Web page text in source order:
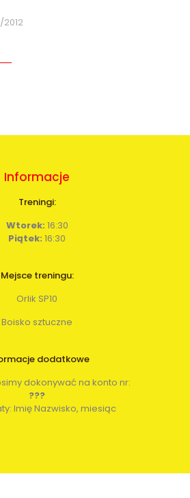
Informacje
Treningi:
Wtorek: 16:30
Piątek: 16:30
Mejsce treningu:
Orlik SP10
Boisko sztuczne
dodatkowe
dokonywać na konto nr:
???
Imię Nazwisko, miesiąc